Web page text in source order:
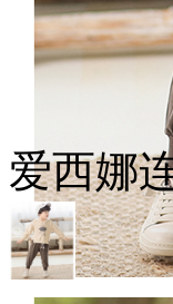
爱西娜